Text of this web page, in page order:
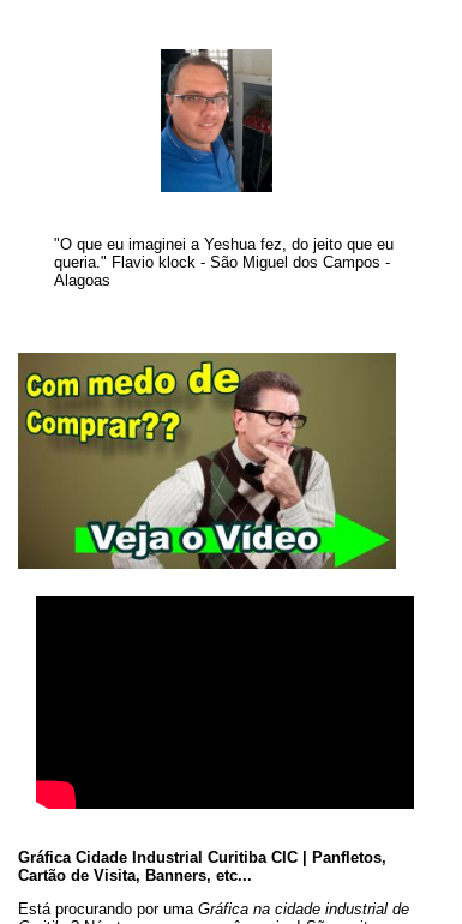
"O que eu imaginei a Yeshua fez, do jeito que eu
queria." Flavio klock - São Miguel dos Campos -
Alagoas
Gráfica Cidade Industrial Curitiba CIC | Panfletos,
Cartão de Visita, Banners, etc...
Está procurando por uma Gráfica na cidade industrial de